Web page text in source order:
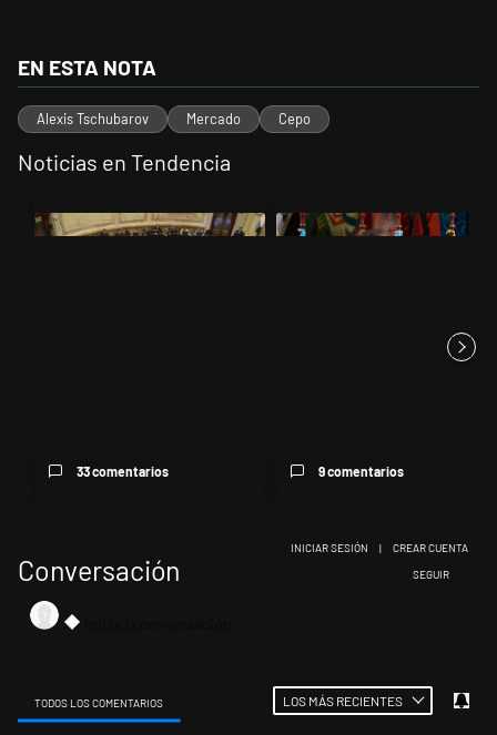
EN ESTA NOTA
Alexis Tschubarov Mercado Cepo
Noticias en Tendencia
Un artículo de tendencia con el título "El Senado dio media sanción
33 comentarios
Un artículo de tendencia con el
9 comentarios
Conversación SIGA ESTA
SEGUIR
INICIAR SESIÓN | CREAR CUENTA
TODOS LOS COMENTARIOS LOS MÁS RECIENTES